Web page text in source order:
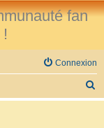
fan
Connexion
e